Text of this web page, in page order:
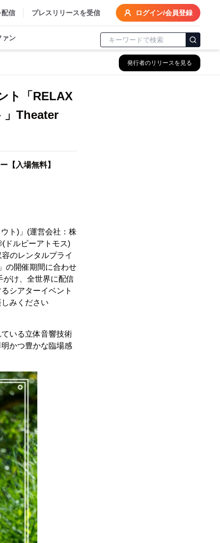
配信 プレスリリースを受信 ログイン/会員登録
ァン
発行者のリリースを見る
ト「RELAX
」Theater
【入場無料】
ト)」(運営会社：株
ドルビーアトモス)
のレンタルプライ
の開催期間に合わせ
がけ、全世界に配信
シアターイベント
みください
いる立体音響技術
かつ豊かな臨場感